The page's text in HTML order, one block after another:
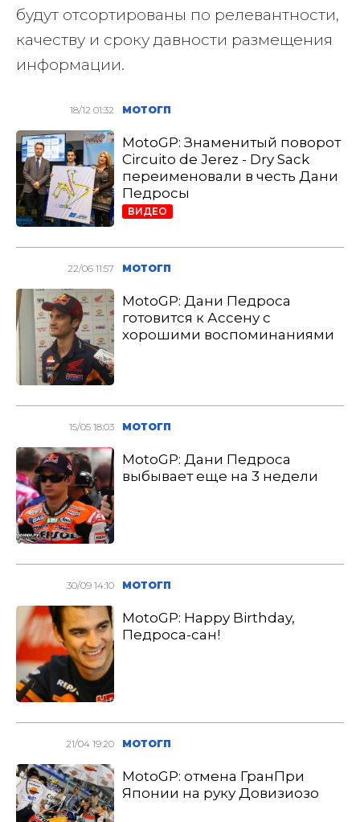
будут отсортированы по релевантности,
качеству и сроку давности размещения
информации.
18/12 01:32 МОТОГП
MotoGP: Знаменитый поворот
Circuito de Jerez - Dry Sack
переименовали в честь Дани
Педросы
ВИДЕО
22/06 11:57 МОТОГП
MotoGP: Дани Педроса
готовится к Ассену с
хорошими воспоминаниями
15/05 18:03 МОТОГП
MotoGP: Дани Педроса
выбывает еще на 3 недели
30/09 14:10 МОТОГП
MotoGP: Happy Birthday,
Педроса-сан!
21/04 19:20 МОТОГП
MotoGP: отмена ГранПри
Японии на руку Довизиозо